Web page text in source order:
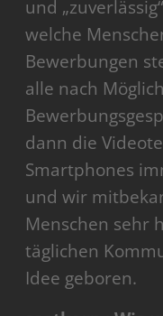
und
welche
Bewerbungen
alle nach
dann die
Smartphones
und wir
Menschen sehr
täglichen
Idee geboren.